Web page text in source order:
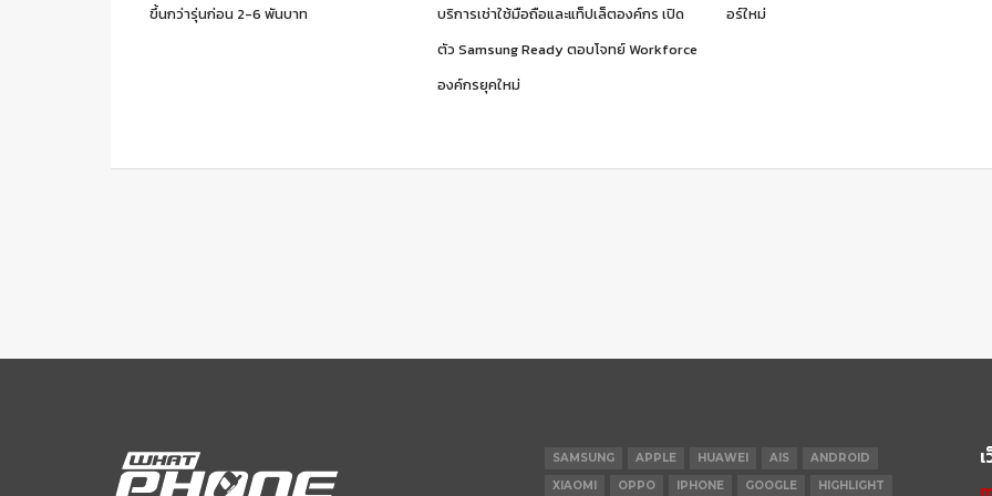
ขึ้นกว่ารุ่นก่อน 2-6 พันบาท
บริการเช่าใช้มือถือและแท็ปเล็ตองค์กร เปิด
ตัว Samsung Ready ตอบโจทย์ Workforce
องค์กรยุคใหม่
อร์ใหม่
SAMSUNG APPLE HUAWEI AIS
ANDROID
XIAOMI
OPPO IPHONE GOOGLE HIGHLIGHT